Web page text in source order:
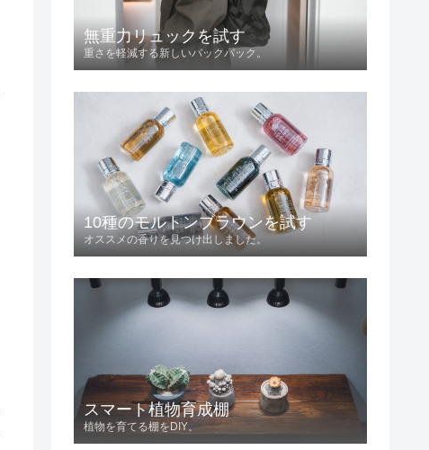
無重力リュックを試す
重さを軽減する新しいバックパック。
10種のモルトンブラウンを試す
オススメの香りを見つけ出しました。
スマート植物育成棚
植物を育てる棚をDIY。